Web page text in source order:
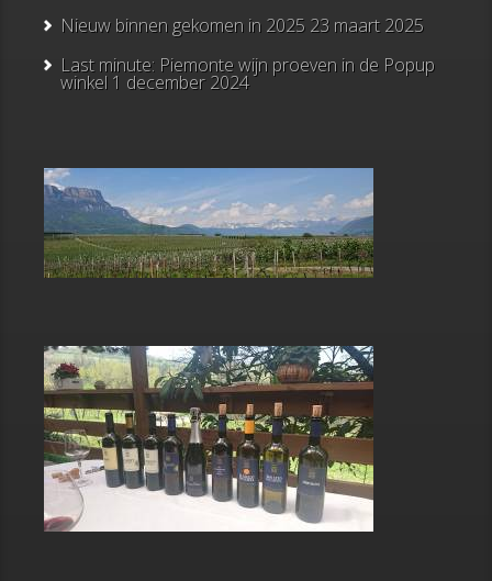
Nieuw binnen gekomen in 2025 23 maart 2025
Last minute: Piemonte wijn proeven in de Popup
winkel 1 december 2024